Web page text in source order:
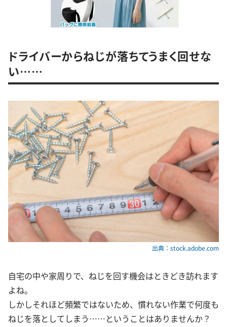
ドライバーからねじが落ちてうまく回せな
い……
出典：stock.adobe.com
自宅の中や家周りで、ねじを回す機会はときどき訪れます
よね。
しかしそれほど頻繁ではないため、慣れない作業で何度も
ねじを落としてしまう……ということはありませんか？